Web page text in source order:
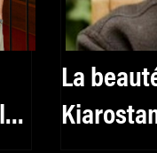
La